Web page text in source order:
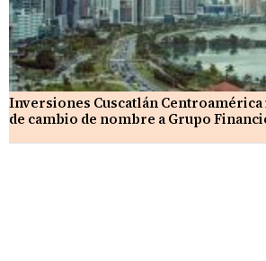
Inversiones Cuscatlán
de cambio de nombre a Grupo